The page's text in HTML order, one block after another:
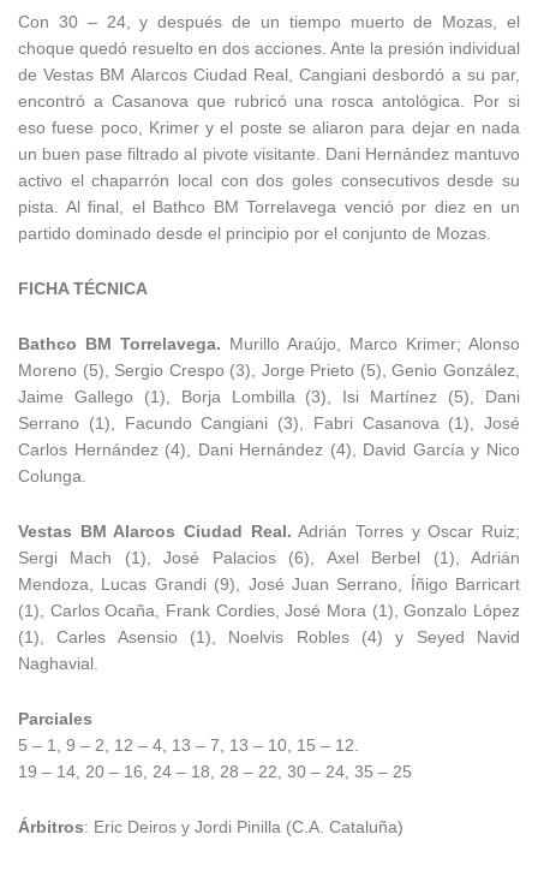
Con 30 – 24, y después de un tiempo muerto de Mozas, el
choque quedó resuelto en dos acciones. Ante la presión individual
de Vestas BM Alarcos Ciudad Real, Cangiani desbordó a su par,
encontró a Casanova que rubricó una rosca antológica. Por si
eso fuese poco, Krimer y el poste se aliaron para dejar en nada
un buen pase filtrado al pivote visitante. Dani Hernández mantuvo
activo el chaparrón local con dos goles consecutivos desde su
pista. Al final, el Bathco BM Torrelavega venció por diez en un
partido dominado desde el principio por el conjunto de Mozas.
FICHA TÉCNICA
Bathco BM Torrelavega. Murillo Araújo, Marco Krimer; Alonso
Moreno (5), Sergio Crespo (3), Jorge Prieto (5), Genio González,
Jaime Gallego (1), Borja Lombilla (3), Isi Martínez (5), Dani
Serrano (1), Facundo Cangiani (3), Fabri Casanova (1), José
Carlos Hernández (4), Dani Hernández (4), David García y Nico
Colunga.
Vestas BM Alarcos Ciudad Real. Adrián Torres y Oscar Ruiz;
Sergi Mach (1), José Palacios (6), Axel Berbel (1), Adrián
Mendoza, Lucas Grandi (9), José Juan Serrano, Íñigo Barricart
(1), Carlos Ocaña, Frank Cordies, José Mora (1), Gonzalo López
(1), Carles Asensio (1), Noelvis Robles (4) y Seyed Navid
Naghavial.
Parciales
5 – 1, 9 – 2, 12 – 4, 13 – 7, 13 – 10, 15 – 12.
19 – 14, 20 – 16, 24 – 18, 28 – 22, 30 – 24, 35 – 25
Árbitros: Eric Deiros y Jordi Pinilla (C.A. Cataluña)